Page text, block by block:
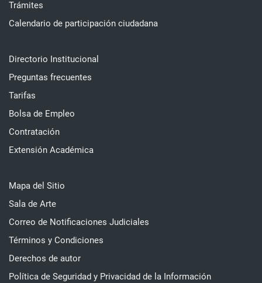
Trámites
Calendario de participación ciudadana
Directorio Institucional
Preguntas frecuentes
Tarifas
Bolsa de Empleo
Contratación
Extensión Académica
Mapa del Sitio
Sala de Arte
Correo de Notificaciones Judiciales
Términos y Condiciones
Derechos de autor
Política de Seguridad y Privacidad de la Información